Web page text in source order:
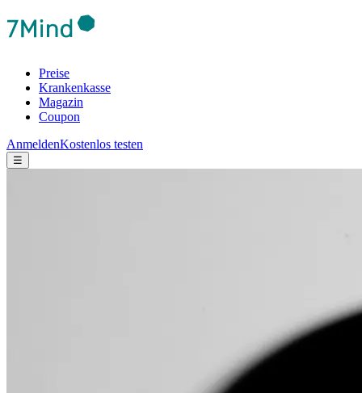
Preise
Krankenkasse
Magazin
Coupon
AnmeldenKostenlos testen
☰